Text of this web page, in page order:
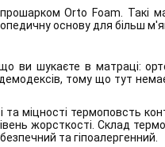
Orto Foam. Такі
основу для більш
ви шукаєте в матраці:
тому що тут
міцності термоповсть
жорсткості. Склад
та гіпоалергенний.